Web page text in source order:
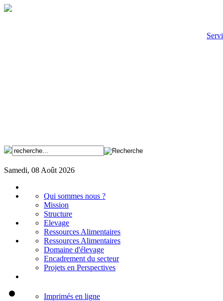
Samedi, 08 Août 2026
Qui sommes nous ?
Mission
Structure
Elevage
Ressources Alimentaires
Ressources Alimentaires
Domaine d'élevage
Encadrement du secteur
Projets en Perspectives
Imprimés en ligne